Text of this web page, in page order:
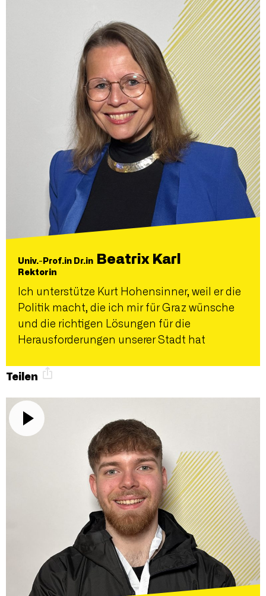
Univ.-Prof.in Dr.in Beatrix Karl
Rektorin
Ich unterstütze Kurt Hohensinner, weil er die
Politik macht, die ich mir für Graz wünsche
und die richtigen Lösungen für die
Herausforderungen unserer Stadt hat
Teilen